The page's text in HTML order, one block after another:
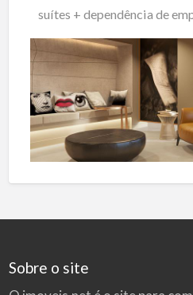
suítes + dependência de
Sobre o site